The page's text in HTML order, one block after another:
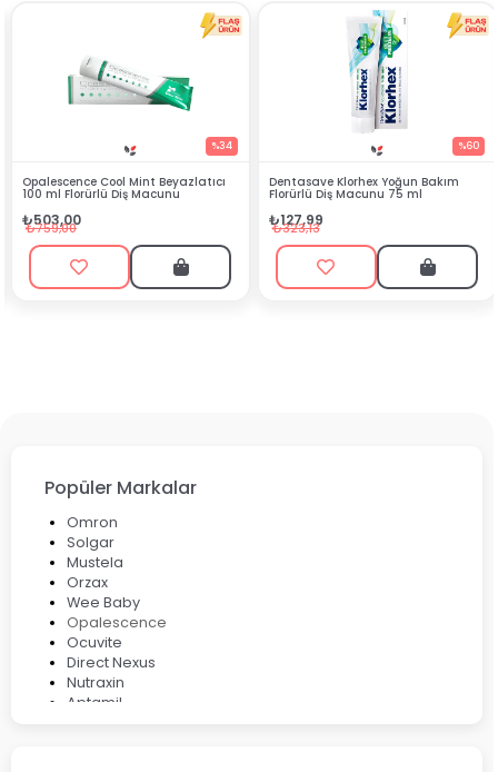
Mint Beyazlatıcı
Macunu
Dentasave Klorhex Yoğun Bakım
Florürlü Diş Macunu 75 ml
Black Berry
Popüler Markalar
Omron
Solgar
Mustela
Orzax
Wee Baby
Opalescence
Ocuvite
Direct Nexus
Nutraxin
Aptamil